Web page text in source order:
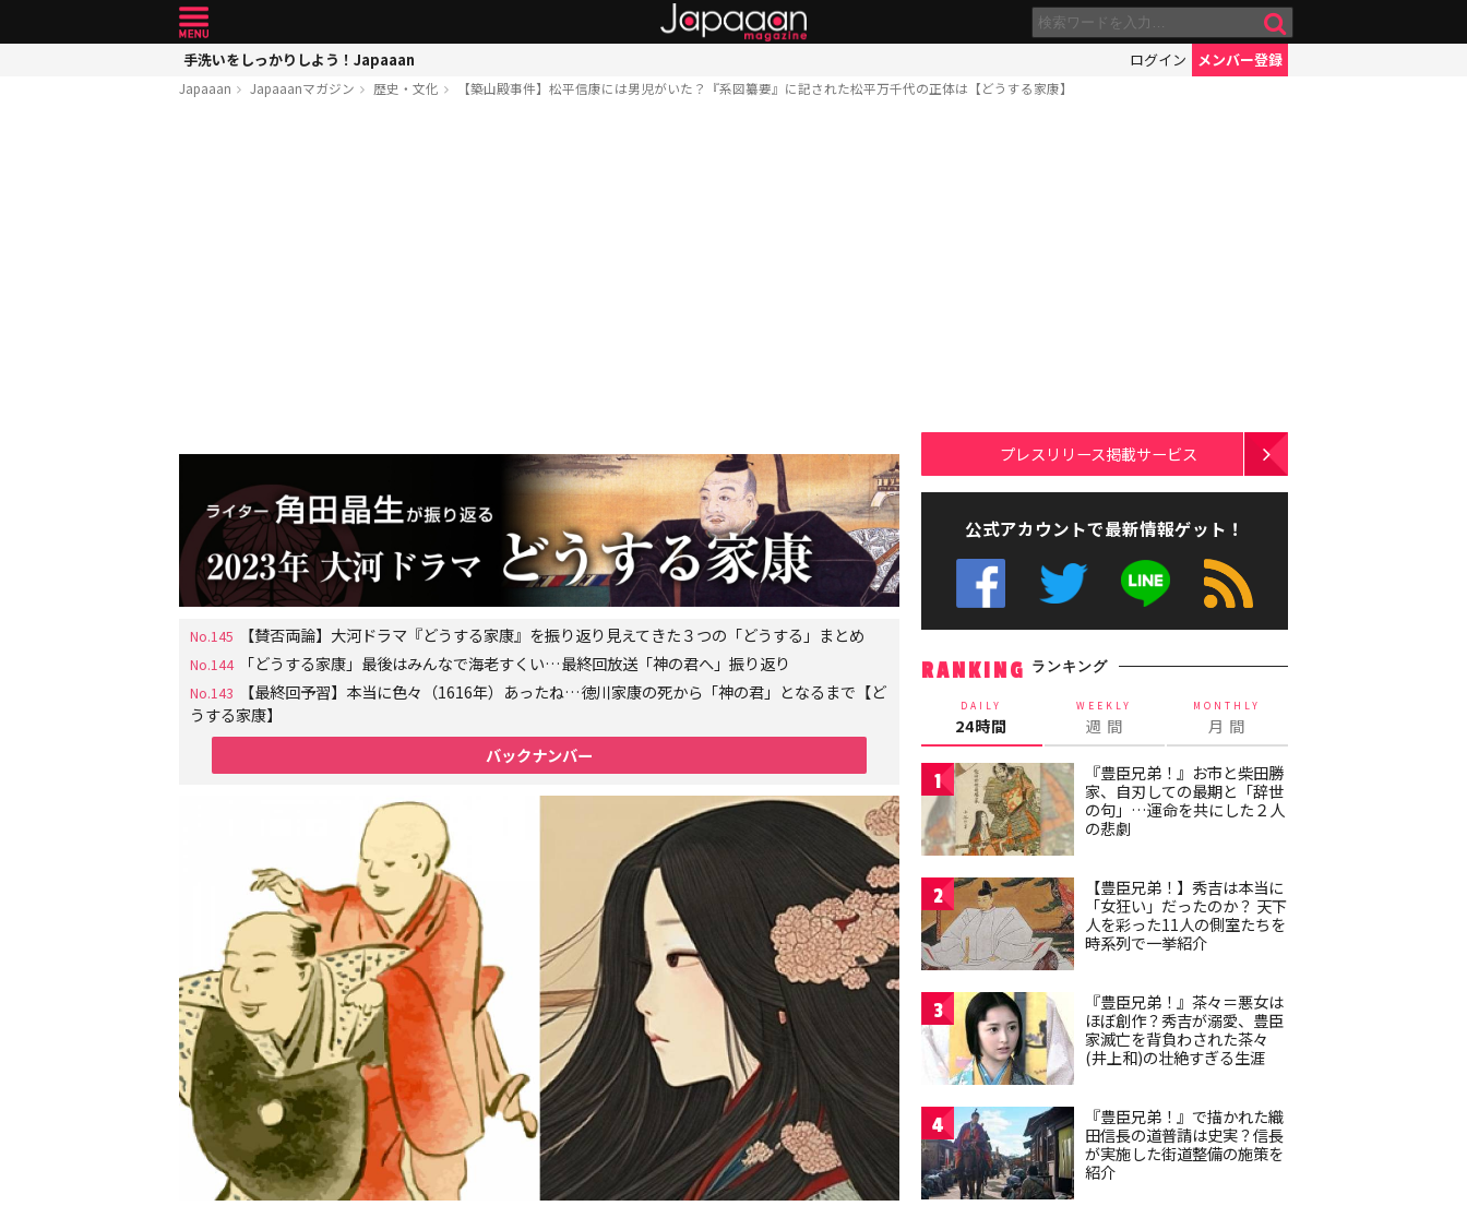
手洗いをしっかりしよう！Japaaan ログイン メンバー登録
Japaaan Japaaanマガジン 歴史・文化 【築山殿事件】松平信康には男児がいた？『系図纂要』に記された松平万千代の正体は【どうする家康】
No.145 【賛否両論】大河ドラマ『どうする家康』を振り返り見えてきた３つの「どうする」まとめ
No.144 「どうする家康」最後はみんなで海老すくい…最終回放送「神の君へ」振り返り
No.143
【最終回予習】本当に色々（1616年）あったね…徳川家康の死から「神の君」となるまで【ど
うする家康】
バックナンバー
プレスリリース掲載サービス
公式アカウントで最新情報ゲット！
RANKING ランキング
DAILY
24時間
WEEKLY
週 間
MONTHLY
月 間
1
『豊臣兄弟！』お市と柴田勝
家、自刃しての最期と「辞世
の句」…運命を共にした２人
の悲劇
2
【豊臣兄弟！】秀吉は本当に
「女狂い」だったのか？ 天下
人を彩った11人の側室たちを
時系列で一挙紹介
3
『豊臣兄弟！』茶々＝悪女は
ほぼ創作？秀吉が溺愛、豊臣
家滅亡を背負わされた茶々
(井上和)の壮絶すぎる生涯
4
『豊臣兄弟！』で描かれた織
田信長の道普請は史実？信長
が実施した街道整備の施策を
紹介